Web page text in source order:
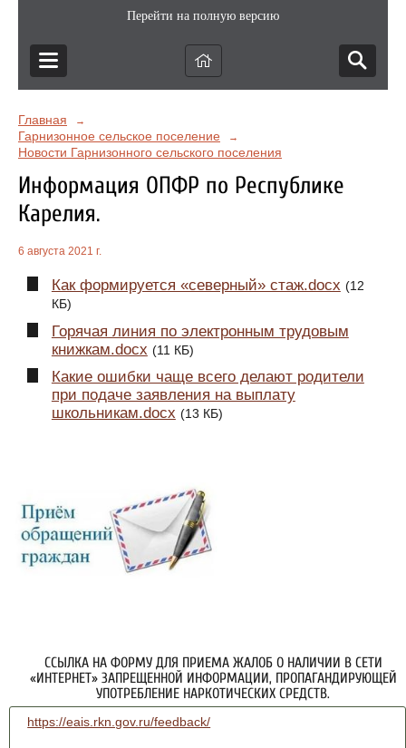
Перейти на полную версию
Главная →
Гарнизонное сельское поселение →
Новости Гарнизонного сельского поселения
Информация ОПФР по Республике
Карелия.
6 августа 2021 г.
Как формируется «северный» стаж.docx (12
КБ)
Горячая линия по электронным трудовым
книжкам.docx (11 КБ)
Какие ошибки чаще всего делают родители
при подаче заявления на выплату
школьникам.docx (13 КБ)
ССЫЛКА НА ФОРМУ ДЛЯ ПРИЕМА ЖАЛОБ О НАЛИЧИИ В СЕТИ
«ИНТЕРНЕТ» ЗАПРЕЩЕННОЙ ИНФОРМАЦИИ, ПРОПАГАНДИРУЮЩЕЙ
УПОТРЕБЛЕНИЕ НАРКОТИЧЕСКИХ СРЕДСТВ.
https://eais.rkn.gov.ru/feedback/